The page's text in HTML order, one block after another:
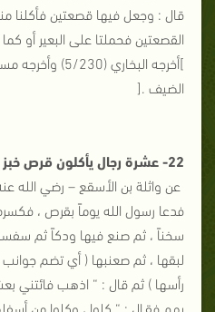
قال : وجعل فيها قصعتين فأكلنا
القصعتين فحملتا على البعير أو
]أخرجه البخاري
الضيف .[
22- عشرة رجال يأكلون قرص خبز واحد ويشبعون
عن واثلة بن الأسقع – رضي الله
فدعا رسول الله يوماً بقرص ،
سخناً ، ثم صنع فيها ودكاً ثم
لبقها ، ثم صعنبها ( أي تضم جوانب
رأسها ) ثم قال : “ اذهب فائتني
بهم فقـال : “ كلوا ، وكلوا من